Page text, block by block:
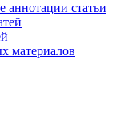
аннотации статьи
материалов